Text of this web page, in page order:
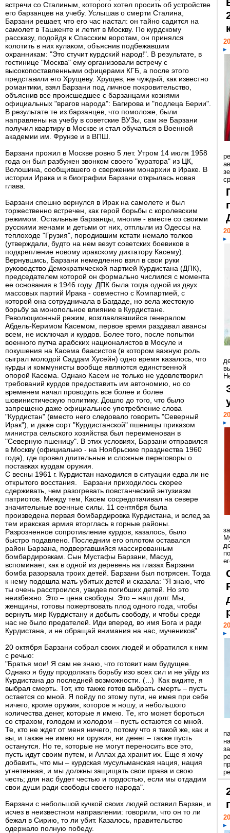
встречи со Сталиным, которого хотел просить об устройстве
его барзанцев на учебу. Услышав о смерти Сталина,
Барзани решает, что его час настал: он тайно садится на
самолет в Ташкенте и летит в Москву. По курдскому
рассказу, подойдя к Спасским воротам, он принялся
колотить в них кулаком, объяснив подбежавшим
охранникам: "Это стучит курдский народ!". В результате, в
гостинице "Москва" ему организовали встречу с
высокопоставленными офицерами КГБ, а после этого
представили его Хрущеву. Хрущев, не чуждый, как известно
романтики, взял Барзани под личное покровительство,
объяснив все происшедшее с барзанцами кознями
официальных "врагов народа": Багирова и "подлеца Берии".
В результате те из барзанцев, что помоложе, были
направлены на учебу в советские ВУЗы, сам же Барзани
получил квартиру в Москве и стал обучаться в Военной
академии им. Фрунзе и в ВПШ.
Барзани прожил в Москве ровно 5 лет. Утром 14 июля 1958
года он был разбужен звонком своего "куратора" из ЦК,
Волошина, сообщившего о свержении монархии в Ираке. В
истории Ирака и в биографии Барзани открылась новая
глава.
Барзани спешно вернулся в Ирак на самолете и был
торжественно встречен, как герой борьбы с королевским
режимом. Остальные барзанцы, многие - вместе со своими
русскими женами и детьми от них, отплыли из Одессы на
теплоходе "Грузия", породившим кстати немало толков
(утверждали, будто на нем везут советских боевиков в
подкрепление новому иракскому диктатору Касему).
Вернувшись, Барзани немедленно взял в свои руки
руководство Демократической партией Курдистана (ДПК),
председателем которой он формально числился с момента
ее основания в 1946 году. ДПК была тогда одной из двух
массовых партий Ирака - совместно с Компартией, с
которой она сотрудничала в Багдаде, но вела жестокую
борьбу за монопольное влияние в Курдистане.
Революционный режим, возглавлявшийся генералом
Абдель-Керимом Касемом, первое время раздавал авансы
всем, не исключая и курдов. Более того, после попытки
военного путча арабских националистов в Мосуле и
покушения на Касема баасистов (в котором важную роль
сыграл молодой Саддам Хусейн) одно время казалось, что
курды и коммунисты вообще являются единственной
опорой Касема. Однако Касем не только не удовлетворил
требований курдов предоставить им автономию, но со
временем начал проводить все более и более
шовинистическую политику. Дошло до того, что было
запрещено даже официальное употребление слова
"Курдистан" (вместо него следовало говорить "Северный
Ирак"), и даже сорт "Курдистанской" пшеницы приказом
министра сельского хозяйства был переименован в
"Северную пшеницу". В этих условиях, Барзани отправился
в Москву (официально - на Ноябрьские празднества 1960
года), где провел длительные и сложные переговоры о
поставках курдам оружия.
С весны 1961 г. Курдистан находился в ситуации едва ли не
открытого восстания. Барзани приходилось скорее
сдерживать, чем разогревать повстанческий энтузиазм
патриотов. Между тем, Касем сосредотачивал на севере
значительные военные силы. 11 сентября была
произведена первая бомбардировка Курдистана, и вслед за
тем иракская армия вторглась в горные районы.
Разрозненное сопротивление курдов, казалось, было
быстро подавлено. Последним его оплотом оставался
район Барзана, подвергавшийся массированным
бомбардировкам. Сын Мустафы Барзани, Масуд,
вспоминает, как в одной из деревень на глазах Барзани
бомба разорвала троих детей. Барзани был потрясен. Тогда
к нему подошла мать убитых детей и сказала: "Я знаю, что
ты очень расстроился, увидев погибших детей. Но это
неизбежно. Это – цена свободы. Это – наш долг. Мы,
женщины, готовы пожертвовать плод одного года, чтобы
вернуть мир Курдистану и добыть свободу, и чтобы среди
нас не было предателей. Иди вперед, во имя Бога и ради
Курдистана, и не обращай внимания на нас, мучеников".
20 октября Барзани собрал своих людей и обратился к ним
с речью:
"Братья мои! Я сам не знаю, что готовит нам будущее.
Однако я буду продолжать борьбу изо всех сил и не уйду из
Курдистана до последней возможности. (...) Как видите, я
выбрал смерть. Тот, кто также готов выбрать смерть – пусть
остается со мной. Я пойду по этому пути, не имея при себе
ничего, кроме оружия, которое я ношу, и небольшого
количества денег, которые я имею. Те, кто может бороться
со страхом, голодом и холодом – пусть остаются со мной.
Те, кто не ждет от меня ничего, потому что я такой же, как и
вы, и также не имею ни оружия, ни денег – также пусть
останутся. Но те, которые не могут переносить все это,
пусть идут своим путем, и Аллах да хранит их. Еще я хочу
добавить, что мы – курдская мусульманская нация, нация
угнетенная, и мы должны защищать свои права и свою
честь; для нас будет честью и гордостью, если мы отдадим
свои души ради свободы своего народа".
Барзани с небольшой кучкой своих людей оставил Барзан, и
исчез в неизвестном направлении: говорили, что он то ли
бежал в Сирию, то ли убит. Казалось, правительство
одержало полную победу.